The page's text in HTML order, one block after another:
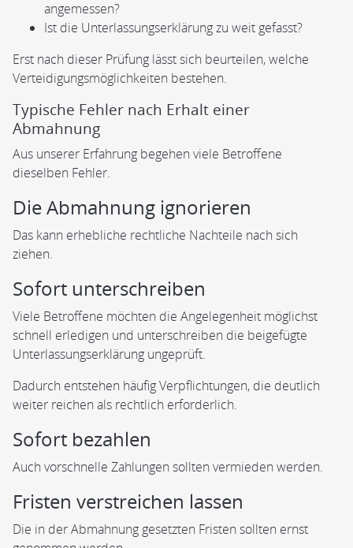
angemessen?
Ist die Unterlassungserklärung zu weit gefasst?
Erst nach dieser Prüfung lässt sich beurteilen, welche
Verteidigungsmöglichkeiten bestehen.
Typische Fehler nach Erhalt einer
Abmahnung
Aus unserer Erfahrung begehen viele Betroffene
dieselben Fehler.
Die Abmahnung ignorieren
Das kann erhebliche rechtliche Nachteile nach sich
ziehen.
Sofort unterschreiben
Viele Betroffene möchten die Angelegenheit möglichst
schnell erledigen und unterschreiben die beigefügte
Unterlassungserklärung ungeprüft.
Dadurch entstehen häufig Verpflichtungen, die deutlich
weiter reichen als rechtlich erforderlich.
Sofort bezahlen
Auch vorschnelle Zahlungen sollten vermieden werden.
Fristen verstreichen lassen
Die in der Abmahnung gesetzten Fristen sollten ernst